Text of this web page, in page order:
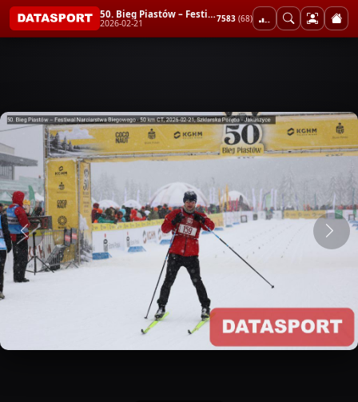
50. Bieg Piastów – Festiwal Narciarstwa Biegowego - 50 km CT
2026-02-21 7583 (68)